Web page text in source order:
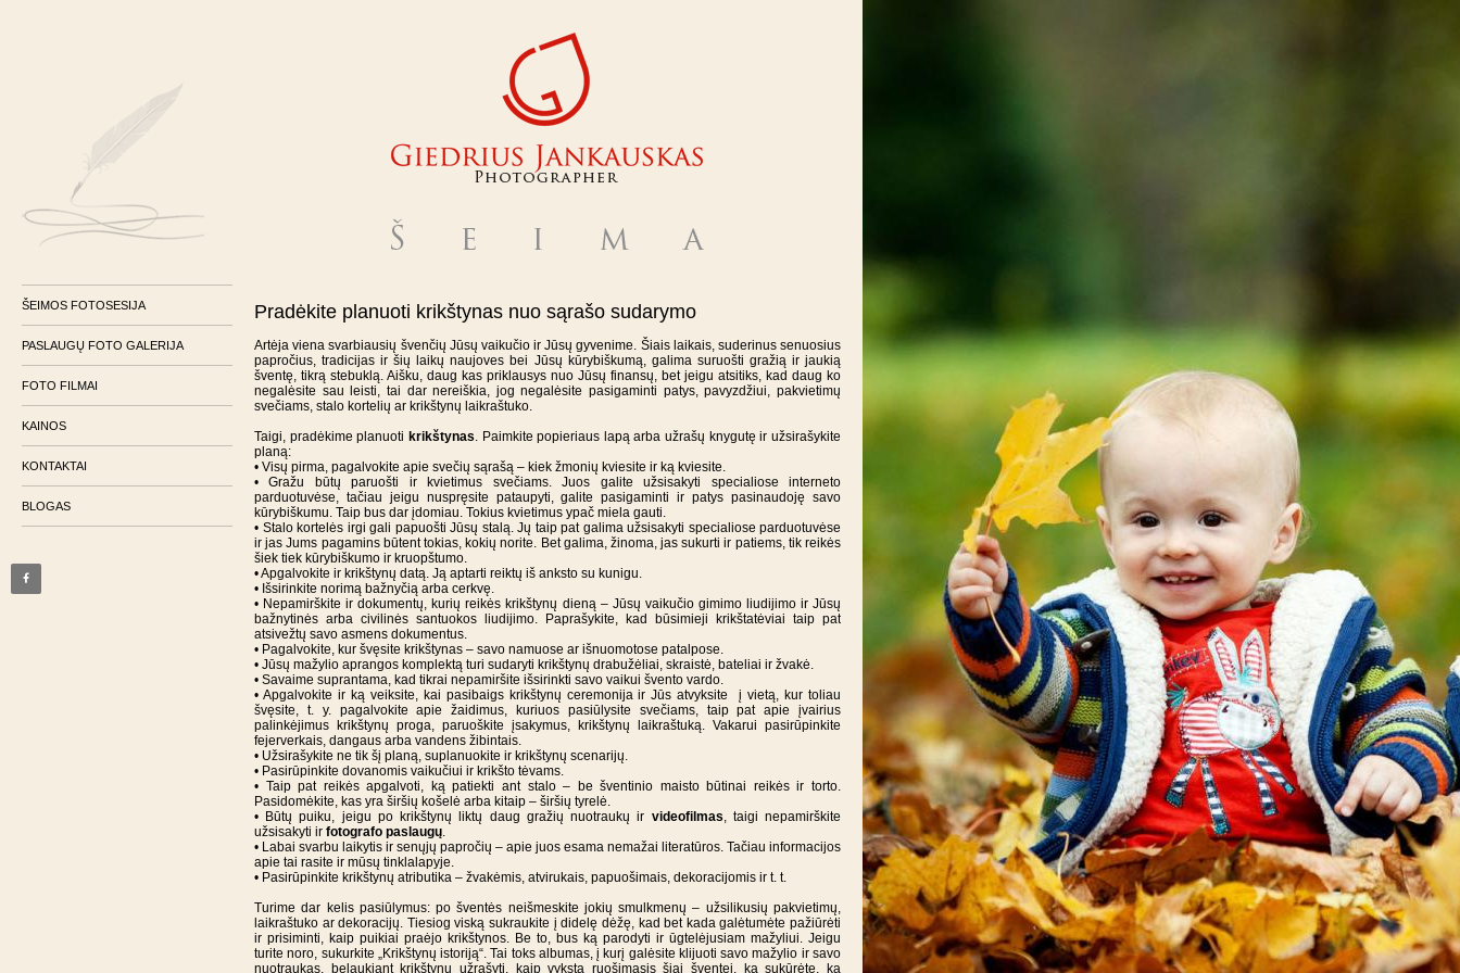
ŠEIMOS FOTOSESIJA
PASLAUGŲ FOTO GALERIJA
FOTO FILMAI
KAINOS
KONTAKTAI
BLOGAS
Pradėkite planuoti krikštynas nuo sąrašo sudarymo
Artėja viena svarbiausių švenčių Jūsų vaikučio ir Jūsų gyvenime. Šiais laikais, suderinus senuosius
papročius, tradicijas ir šių laikų naujoves bei Jūsų kūrybiškumą, galima suruošti gražią ir jaukią
šventę, tikrą stebuklą. Aišku, daug kas priklausys nuo Jūsų finansų, bet jeigu atsitiks, kad daug ko
negalėsite sau leisti, tai dar nereiškia, jog negalėsite pasigaminti patys, pavyzdžiui, pakvietimų
svečiams, stalo kortelių ar krikštynų laikraštuko.
Taigi, pradėkime planuoti krikštynas. Paimkite popieriaus lapą arba užrašų knygutę ir užsirašykite
planą:
• Visų pirma, pagalvokite apie svečių sąrašą – kiek žmonių kviesite ir ką kviesite.
• Gražu būtų paruošti ir kvietimus svečiams. Juos galite užsisakyti specialiose interneto
parduotuvėse, tačiau jeigu nuspręsite pataupyti, galite pasigaminti ir patys pasinaudoję savo
kūrybiškumu. Taip bus dar įdomiau. Tokius kvietimus ypač miela gauti.
• Stalo kortelės irgi gali papuošti Jūsų stalą. Jų taip pat galima užsisakyti specialiose parduotuvėse
ir jas Jums pagamins būtent tokias, kokių norite. Bet galima, žinoma, jas sukurti ir patiems, tik reikės
šiek tiek kūrybiškumo ir kruopštumo.
• Apgalvokite ir krikštynų datą. Ją aptarti reiktų iš anksto su kunigu.
• Išsirinkite norimą bažnyčią arba cerkvę.
• Nepamirškite ir dokumentų, kurių reikės krikštynų dieną – Jūsų vaikučio gimimo liudijimo ir Jūsų
bažnytinės arba civilinės santuokos liudijimo. Paprašykite, kad būsimieji krikštatėviai taip pat
atsivežtų savo asmens dokumentus.
• Pagalvokite, kur švęsite krikštynas – savo namuose ar išnuomotose patalpose.
• Jūsų mažylio aprangos komplektą turi sudaryti krikštynų drabužėliai, skraistė, bateliai ir žvakė.
• Savaime suprantama, kad tikrai nepamiršite išsirinkti savo vaikui švento vardo.
• Apgalvokite ir ką veiksite, kai pasibaigs krikštynų ceremonija ir Jūs atvyksite į vietą, kur toliau
švęsite, t. y. pagalvokite apie žaidimus, kuriuos pasiūlysite svečiams, taip pat apie įvairius
palinkėjimus krikštynų proga, paruoškite įsakymus, krikštynų laikraštuką. Vakarui pasirūpinkite
fejerverkais, dangaus arba vandens žibintais.
• Užsirašykite ne tik šį planą, suplanuokite ir krikštynų scenarijų.
• Pasirūpinkite dovanomis vaikučiui ir krikšto tėvams.
• Taip pat reikės apgalvoti, ką patiekti ant stalo – be šventinio maisto būtinai reikės ir torto.
Pasidomėkite, kas yra širšių košelė arba kitaip – širšių tyrelė.
• Būtų puiku, jeigu po krikštynų liktų daug gražių nuotraukų ir videofilmas, taigi nepamirškite
užsisakyti ir fotografo paslaugų.
• Labai svarbu laikytis ir senųjų papročių – apie juos esama nemažai literatūros. Tačiau informacijos
apie tai rasite ir mūsų tinklalapyje.
• Pasirūpinkite krikštynų atributika – žvakėmis, atvirukais, papuošimais, dekoracijomis ir t. t.
Turime dar kelis pasiūlymus: po šventės neišmeskite jokių smulkmenų – užsilikusių pakvietimų,
laikraštuko ar dekoracijų. Tiesiog viską sukraukite į didelę dėžę, kad bet kada galėtumėte pažiūrėti
ir prisiminti, kaip puikiai praėjo krikštynos. Be to, bus ką parodyti ir ūgtelėjusiam mažyliui. Jeigu
turite noro, sukurkite „Krikštynų istoriją“. Tai toks albumas, į kurį galėsite klijuoti savo mažylio ir savo
nuotraukas, belaukiant krikštynų užrašyti, kaip vyksta ruošimasis šiai šventei, ką sukūrėte, ką